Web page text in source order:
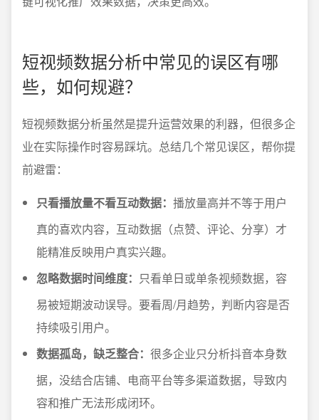
短视频数据分析中常见的误区有哪
些，如何规避？
短视频数据分析虽然是提升运营效果的利器，但很多企
业在实际操作时容易踩坑。总结几个常见误区，帮你提
前避雷：
只看播放量不看互动数据： 播放量高并不等于用户
真的喜欢内容，互动数据（点赞、评论、分享）才
能精准反映用户真实兴趣。
忽略数据时间维度： 只看单日或单条视频数据，容
易被短期波动误导。要看周/月趋势，判断内容是否
持续吸引用户。
数据孤岛，缺乏整合： 很多企业只分析抖音本身数
据，没结合店铺、电商平台等多渠道数据，导致内
容和推广无法形成闭环。